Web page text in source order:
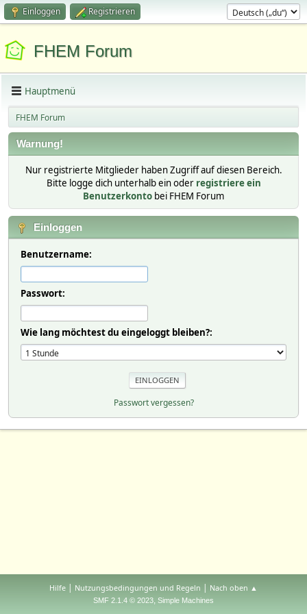
Einloggen Registrieren
FHEM Forum
Hauptmenü
FHEM Forum
Warnung!
Nur registrierte Mitglieder haben Zugriff auf diesen Bereich.
Bitte logge dich unterhalb ein oder registriere ein
Benutzerkonto bei FHEM Forum
Einloggen
Benutzername:
Passwort:
Wie lang möchtest du eingeloggt bleiben?:
Passwort vergessen?
Hilfe | Nutzungsbedingungen und Regeln | Nach oben ▲
SMF 2.1.4 © 2023, Simple Machines